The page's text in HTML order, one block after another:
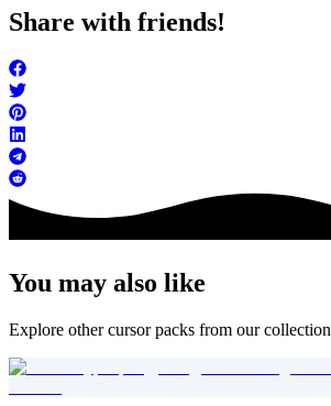
Share with friends!
You may also like
Explore other cursor packs from our collection